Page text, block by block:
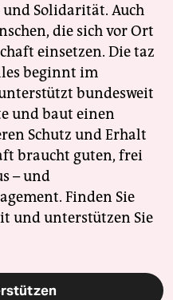
Solidarität. Auch
die sich vor Ort
einsetzen. Die taz
beginnt im
bundesweit
und baut einen
Schutz und Erhalt
braucht guten, frei
– und
Finden Sie
und unterstützen Sie